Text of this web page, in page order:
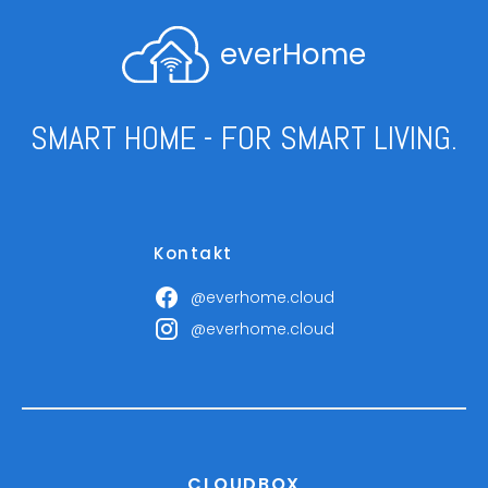
everHome
SMART HOME - FOR SMART LIVING.
Kontakt
@everhome.cloud
@everhome.cloud